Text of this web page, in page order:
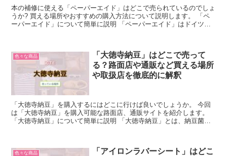
本の補修に使える「ペーパーエイド」はどこで売られているのでしょ
うか? 買える場所やおすすめの購入方法について説明します。 「ペ
ーパーエイド」について簡単に説明 「ペーパーエイド」はドイツの
色々な商品
「大徳寺納豆」はどこで売って
る？路面店や通販など買える場所
や取扱店を徹底的に解釈
「大徳寺納豆」を購入するにはどこに行けば良いでしょうか。 今回
は「大徳寺納豆」を購入可能な路面店、通販サイトを紹介します。
「大徳寺納豆」について簡単に説明 「大徳寺納豆」とは、納豆菌で
色々な商品
「アイロンラバーシート」はどこ